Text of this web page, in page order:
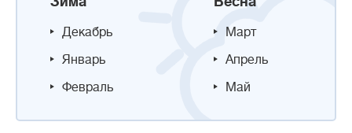
Декабрь
Январь
Февраль
Март
Апрель
Май